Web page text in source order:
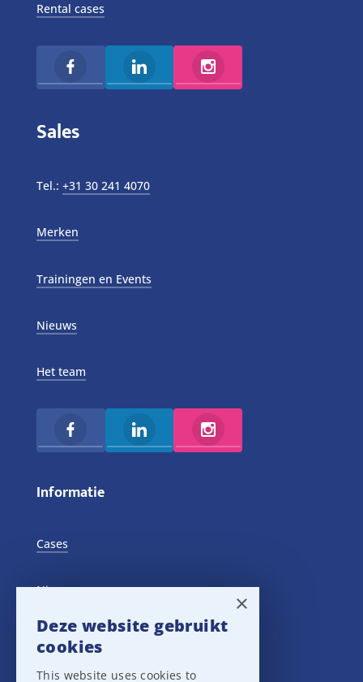
Rental cases
Sales
Tel.: +31 30 241 4070
Merken
Trainingen en Events
Nieuws
Het team
Informatie
Cases
Nieuws
Training Events
×
Deze website gebruikt
cookies
This website uses cookies to